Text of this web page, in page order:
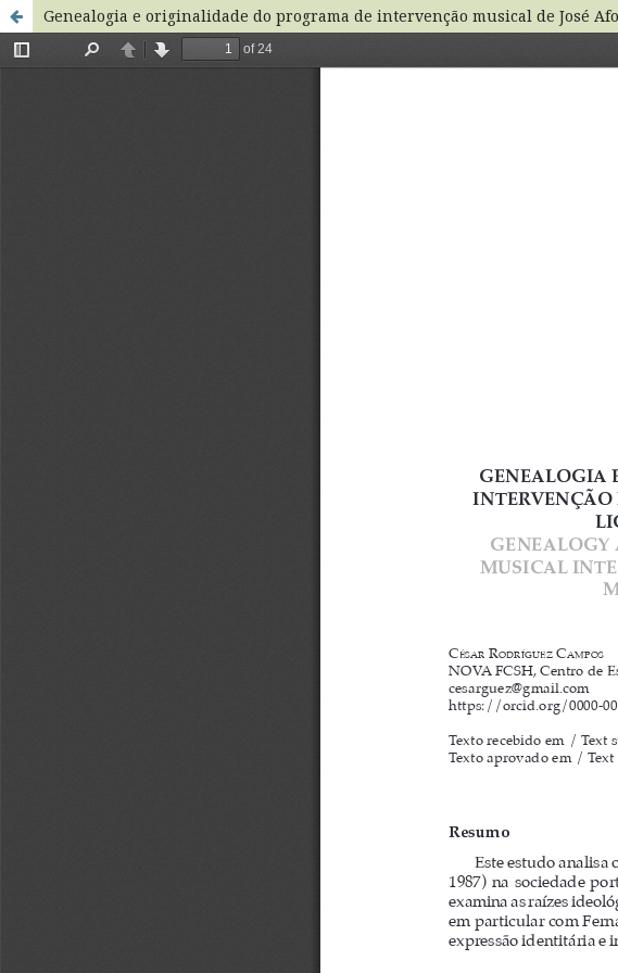
Genealogia e originalidade do programa de intervenção musical de José